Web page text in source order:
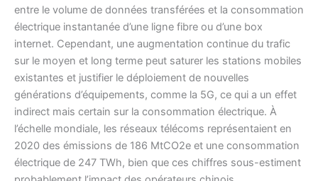
entre le volume de données transférées et la consommation
électrique instantanée d’une ligne fibre ou d’une box
internet. Cependant, une augmentation continue du trafic
sur le moyen et long terme peut saturer les stations mobiles
existantes et justifier le déploiement de nouvelles
générations d’équipements, comme la 5G, ce qui a un effet
indirect mais certain sur la consommation électrique. À
l’échelle mondiale, les réseaux télécoms représentaient en
2020 des émissions de 186 MtCO2e et une consommation
électrique de 247 TWh, bien que ces chiffres sous-estiment